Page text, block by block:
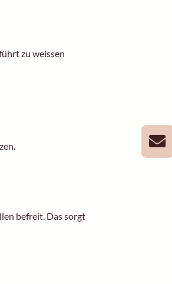
zu weissen
befreit. Das sorgt